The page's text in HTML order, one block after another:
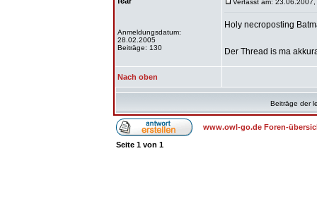
Anmeldungsdatum:
28.02.2005
Beiträge: 130
Verfasst am:
Holy necroposting
Der Thread is ma
Nach oben
Beiträge der
www.owl-go.de Foren-
Seite 1 von 1